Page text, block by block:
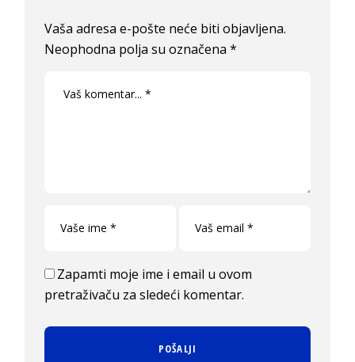
Vaša adresa e-pošte neće biti objavljena.
Neophodna polja su označena*
Zapamti moje ime i email u ovom
pretraživaču za sledeći komentar.